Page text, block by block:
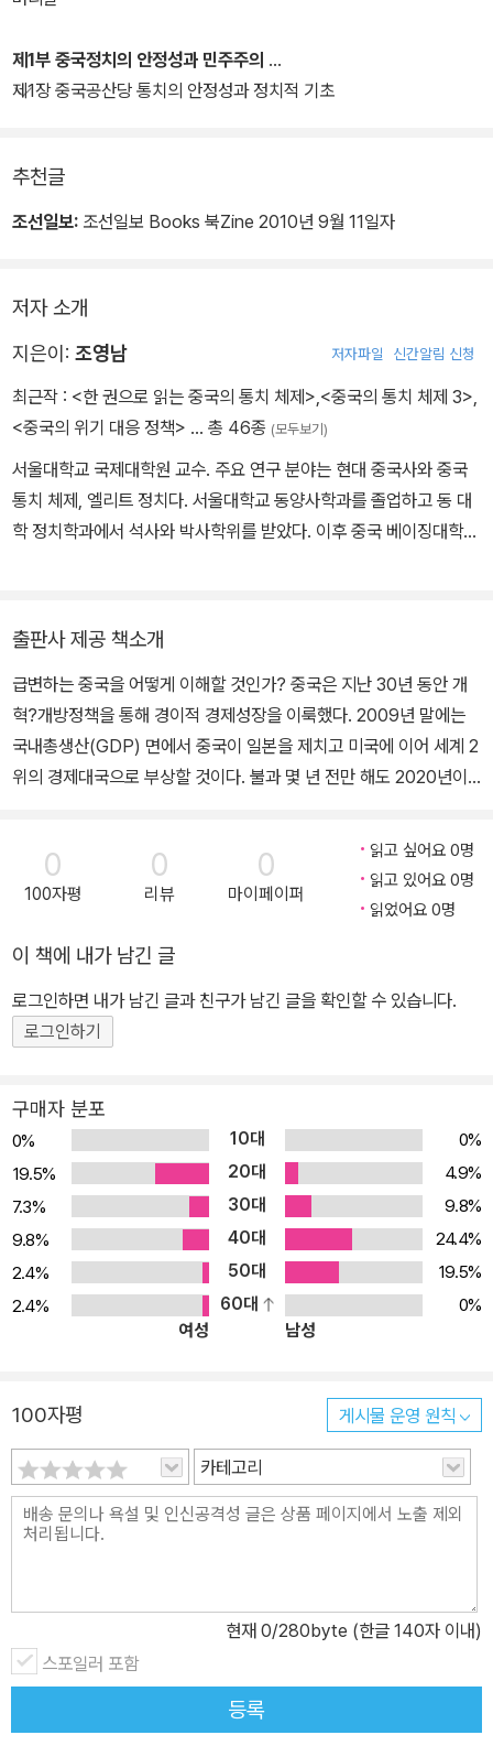
제1부 중국정치의 안정성과 민주주의
제1장 중국공산당 통치의 안정성과 정치적 기초
추천글
조선일보: 조선일보 Books 북Zine 2010년 9월 11일자
저자 소개
지은이: 조영남 저자파일 신간알림 신청
최근작 : <한 권으로 읽는 중국의 통치 체제>,<중국의 통치 체제 3>,
<중국의 위기 대응 정책> … 총 46종 (모두보기)
서울대학교 국제대학원 교수. 주요 연구 분야는 현대 중국사와 중국
통치 체제, 엘리트 정치다. 서울대학교 동양사학과를 졸업하고 동 대
학 정치학과에서 석사와 박사학위를 받았다. 이후 중국 베이징대학
대학원 교수로 재직하고 있다. ‘중국의 통치 체제’ 3부작과 ‘덩샤오핑
시대의 중국’ 3부작을 비롯해, 『중국의 위기 대응 정책』 『중국의 엘리
트 정치』 『중국 의회정치의 발전』 등 거시적 관점에서 중국의 정치 지
형을 조명하는 단독 저서를 19권 집필했으며, 100편이 넘는 학술 논
문을 발표했다. 서울대학교 연구공로상(2007), 니어(NEAR)재단
출판사 제공 책소개
급변하는 중국을 어떻게 이해할 것인가? 중국은 지난 30년 동안 개
혁?개방정책을 통해 경이적 경제성장을 이룩했다. 2009년 말에는
국내총생산(GDP) 면에서 중국이 일본을 제치고 미국에 이어 세계 2
위의 경제대국으로 부상할 것이다. 불과 몇 년 전만 해도 2020년이
력을 바탕으로 중국은 국제사회에서 자국의 영향력을 급속히 확대하
고 있는 것이다. 한때 미국 내에서 거론되던 대(對)중국 “봉쇄정
국기회론”이 그 자리를 대신한다. 중국은 좀더 적극적으로 국제사회
에 참여하고 기여해야 한다는 “중국책임론”이 “중국위협론”을 압도
한다. “정치학의 기존이론이나 개념을 가지고 섣부르게 중국정치를
재단하기보다는, 중국에서 발생하는 사건과 현상을 면밀히 관찰하고
다. 이론과 개념의 성급한 적용은 사실을 왜곡하고 잘못된 판단을 도
출할 위험이 있기 때문이다. 이는 많은 시간과 노력을 요구하는 힘든
작업이다.” 3년 전에《후진타오 시대의 중국정치》를 출판하면서 필자
가 밝혔던 중국정치를 분석하는 기본적 접근법이다. 필자는 시종일관
이런 관점에서 중국정치를 분석하려고 노력했고, 이 책은 그 결과물
이다. 중국이 가는 길 이 책은 크게 네 부분으로 이루어졌다. “제1부:
중국정치의 안정성과 민주주의”에서는 중국정치와 관련된 기본적이
면서도 중요한 두 가지 문제를 검토한다. 첫 번째 문제는 중국 정치체
면서도 공산당 일당체제를 비교적 안정적으로 유지할 수 있었다. 이
는 한국과 대만 등 동아시아 국가뿐만 아니라 제3세계 국가 전체의
경험에 비추어보았을 때에도 유례가 없는 것이다. 무엇이 이것을 가
능하게 했는가? 중국은 현행 권위주의 정치체제를 계속 유지할 수 있
을까? 1부의 첫 번째 글은 정치적 측면(엘리트 정치), 행정적 측면(국
가 통치체제), 이념적 측면(이데올로기)에서 이 문제를 분석한다. 중
그동안 중국 내에서는 미래의 정치발전과 관련된 많은 논의와 탐색이
있었다. 중국은 서구식 자유민주주의를 반대하며, “중국 특색의 민주
주의”를 수립하기 위해 노력한다는 것이 공식입장이다. 공산당과 정
부 등 “관방”(官方)이 이를 주장할 뿐만 아니라 많은 중국학자들도
이를 적극 지지한다. 그렇다면 “중국 특색의 민주주의”는 구체적으로
0
100자평
0
리뷰
0
마이페이퍼
읽고 싶어요 0명
읽고 있어요 0명
읽었어요 0명
이 책에 내가 남긴 글
로그인하면 내가 남긴 글과 친구가 남긴 글을 확인할 수 있습니다.
로그인하기
구매자 분포
0% 10대
0%
19.5%
20대
4.9%
7.3%
30대
9.8%
9.8%
40대
24.4%
2.4%
50대
19.5%
2.4%
60대
0%
여성
남성
100자평 게시물 운영 원칙
카테고리
현재 0/280byte (한글 140자 이내)
스포일러 포함
등록